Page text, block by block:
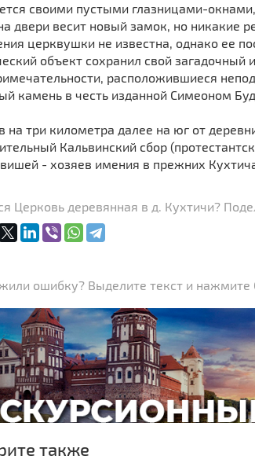
своими пустыми глазницами-
двери весит новый замок, но никакие
церквушки не известна, однако ее
объект сохранил свой загадочный
расположившиеся
камень в честь изданной
на три километра далее на юг от
Кальвинский сбор
- хозяев имения в прежних
Церковь деревянная в д. Кухтичи?
ошибку? Выделите текст и нажмите
также